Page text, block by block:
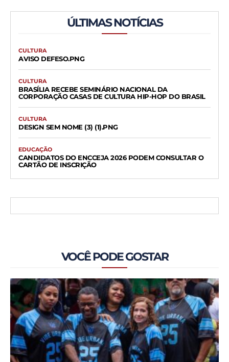
ÚLTIMAS NOTÍCIAS
CULTURA
AVISO DEFESO.PNG
CULTURA
BRASÍLIA RECEBE SEMINÁRIO NACIONAL DA
CORPORAÇÃO CASAS DE CULTURA HIP-HOP DO BRASIL
CULTURA
DESIGN SEM NOME (3) (1).PNG
EDUCAÇÃO
CANDIDATOS DO ENCCEJA 2026 PODEM CONSULTAR O
CARTÃO DE INSCRIÇÃO
VOCÊ PODE GOSTAR